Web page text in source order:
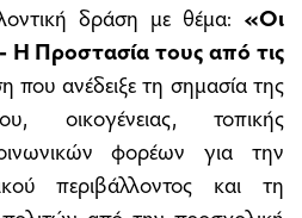
δράση με θέμα: «Οι
Η Προστασία τους από τις
που ανέδειξε τη σημασία της
οικογένειας, τοπικής
φορέων για την
περιβάλλοντος και τη